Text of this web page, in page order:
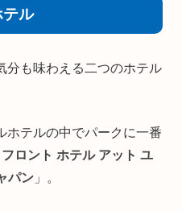
ル
分も味わえる二つのホテル
ホテルの中でパークに一番
ロント ホテル アット ユ
パン 」。